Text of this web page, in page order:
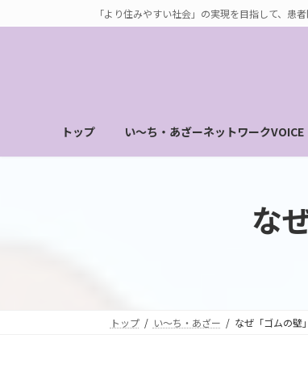
ン
キ
ビ
に
「より住みやすい社会」の実現を目指して、患
トップ い～ち・あざーネットワークVOICE
な
トップ い～ち・あざー なぜ「ゴムの壁